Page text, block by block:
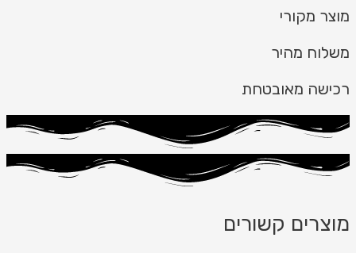
מוצר מקורי
משלוח מהיר
רכישה מאובטחת
מוצרים קשורים